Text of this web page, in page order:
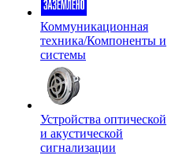
Коммуникационная
техника/Компоненты и
системы
Устройства оптической
и акустической
сигнализации